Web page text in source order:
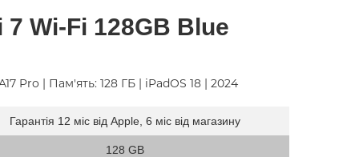
APPLE MACBOOK PRO
16"
APPLE MAGIC
KEYBOARD
Wi-Fi 128GB Blue
Pro | Пам'ять: 128 ГБ | iPadOS 18 | 2024
Гарантія 12 міс від Apple, 6 міс від магазину
128 GB